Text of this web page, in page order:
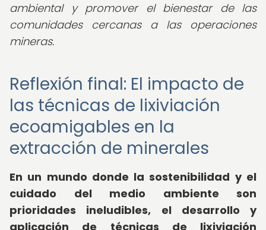
ambiental y promover el bienestar de las
comunidades cercanas a las operaciones
mineras.
Reflexión final: El impacto de
las técnicas de lixiviación
ecoamigables en la
extracción de minerales
En un mundo donde la sostenibilidad y el
cuidado del medio ambiente son
prioridades ineludibles, el desarrollo y
aplicación de técnicas de lixiviación